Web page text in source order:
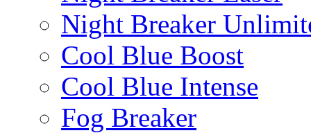
Night Breaker
Cool Blue Boost
Cool Blue Intense
Fog Breaker